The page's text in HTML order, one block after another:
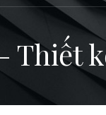
Thiết